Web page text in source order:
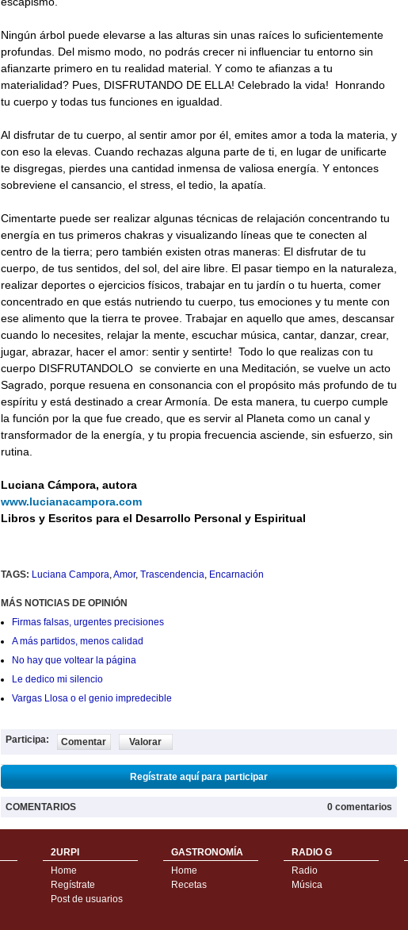
Ningún árbol puede elevarse a las alturas sin unas raíces lo suficientemente
profundas. Del mismo modo, no podrás crecer ni influenciar tu entorno sin
afianzarte primero en tu realidad material. Y como te afianzas a tu
materialidad? Pues, DISFRUTANDO DE ELLA! Celebrado la vida! Honrando
tu cuerpo y todas tus funciones en igualdad.
Al disfrutar de tu cuerpo, al sentir amor por él, emites amor a toda la materia, y
con eso la elevas. Cuando rechazas alguna parte de ti, en lugar de unificarte
te disgregas, pierdes una cantidad inmensa de valiosa energía. Y entonces
sobreviene el cansancio, el stress, el tedio, la apatía.
Cimentarte puede ser realizar algunas técnicas de relajación concentrando tu
energía en tus primeros chakras y visualizando líneas que te conecten al
centro de la tierra; pero también existen otras maneras: El disfrutar de tu
cuerpo, de tus sentidos, del sol, del aire libre. El pasar tiempo en la naturaleza,
realizar deportes o ejercicios físicos, trabajar en tu jardín o tu huerta, comer
concentrado en que estás nutriendo tu cuerpo, tus emociones y tu mente con
ese alimento que la tierra te provee. Trabajar en aquello que ames, descansar
cuando lo necesites, relajar la mente, escuchar música, cantar, danzar, crear,
jugar, abrazar, hacer el amor: sentir y sentirte! Todo lo que realizas con tu
cuerpo DISFRUTANDOLO se convierte en una Meditación, se vuelve un acto
Sagrado, porque resuena en consonancia con el propósito más profundo de tu
espíritu y está destinado a crear Armonía. De esta manera, tu cuerpo cumple
la función por la que fue creado, que es servir al Planeta como un canal y
transformador de la energía, y tu propia frecuencia asciende, sin esfuerzo, sin
rutina.
Luciana Cámpora, autora
www.lucianacampora.com
Libros y Escritos para el Desarrollo Personal y Espiritual
TAGS: Luciana Campora,Amor, Trascendencia, Encarnación
MÁS NOTICIAS DE OPINIÓN
Firmas falsas, urgentes precisiones
A más partidos, menos calidad
No hay que voltear la página
Le dedico mi silencio
Vargas Llosa o el genio impredecible
Participa: Comentar Valorar
Regístrate aquí para participar
COMENTARIOS 0 comentarios
2URPI
Home
Regístrate
Post de usuarios
GASTRONOMÍA
Home
Recetas
RADIO G
Radio
Música